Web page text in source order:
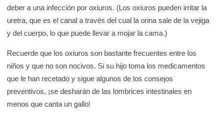
deber a una infección por oxiuros. (Los oxiuros pueden irritar la
uretra, que es el canal a través del cual la orina sale de la vejiga
y del cuerpo, lo que puede llevar a mojar la cama.)
Recuerde que los oxiuros son bastante frecuentes entre los
niños y que no son nocivos. Si su hijo toma los medicamentos
que le han recetado y sigue algunos de los consejos
preventivos, ¡se desharán de las lombrices intestinales en
menos que canta un gallo!